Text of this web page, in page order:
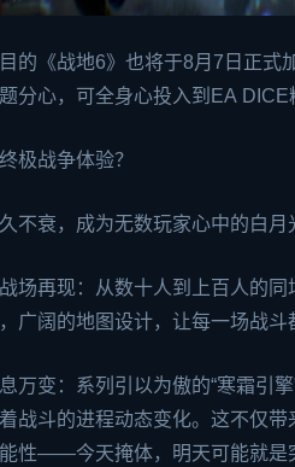
的《战地6》也将于8月7日正
分心，可全身心投入到 EA DICE
极战争体验？
不衰，成为无数玩家心中的白月
场再现：从数十人到上百人的
广阔的地图设计，让每一场战斗
万变：系列引以为傲的“寒霜引
战斗的进程动态变化。这不仅
性——今天掩体，明天可能就是